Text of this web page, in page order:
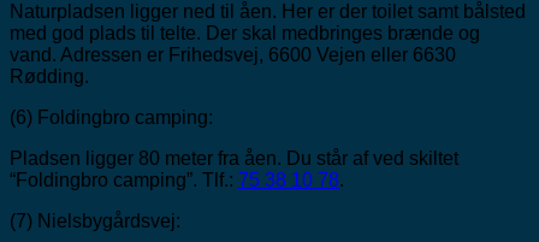
Naturpladsen ligger ned til åen. Her er der toilet samt bålsted
med god plads til telte. Der skal medbringes brænde og
vand. Adressen er Frihedsvej, 6600 Vejen eller 6630
Rødding.
(6) Foldingbro camping:
Pladsen ligger 80 meter fra åen. Du står af ved skiltet
“Foldingbro camping”. Tlf.: 75 38 10 78.
(7) Nielsbygårdsvej: